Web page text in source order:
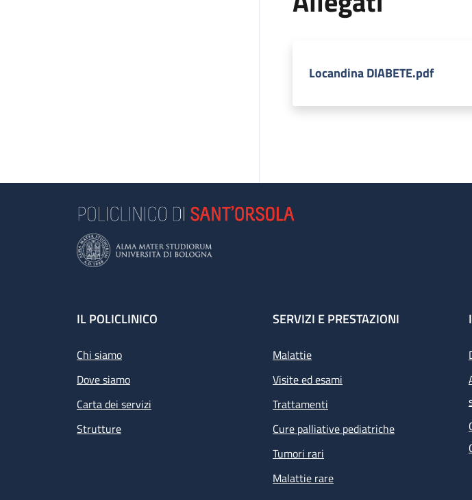
Locandina DIABETE.pdf
Footer
IL POLICLINICO
Chi siamo
Dove siamo
Carta dei servizi
Strutture
SERVIZI E PRESTAZIONI
Malattie
Visite ed esami
Trattamenti
Cure palliative pediatriche
Tumori rari
Malattie rare